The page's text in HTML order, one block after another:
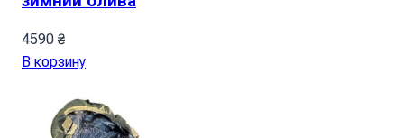
4590 ₴
В корзину